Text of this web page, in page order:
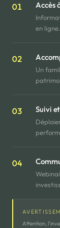
01 Accès
en ligne.
02
Un
03 Suivi
04
Attention,